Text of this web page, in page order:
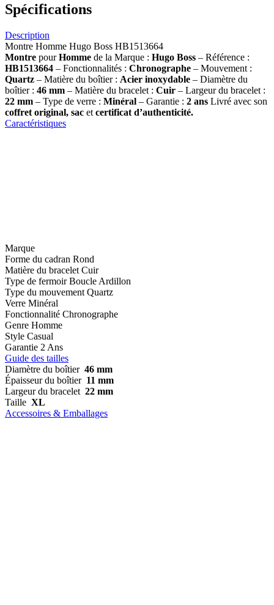
Spécifications
Description
Montre Homme Hugo Boss HB1513664
Montre pourHomme de la Marque : Hugo Boss – Référence :
HB1513664 – Fonctionnalités : Chronographe – Mouvement :
Quartz – Matière du boîtier : Acier inoxydable – Diamètre du
boîtier : 46 mm – Matière du bracelet : Cuir – Largeur du bracelet :
22 mm – Type de verre : Minéral – Garantie : 2 ans Livré avec son
coffret original, sac et certificat d’authenticité.
Caractéristiques
Marque
Forme du cadran Rond
Matière du bracelet Cuir
Type de fermoir Boucle Ardillon
Type du mouvement Quartz
Verre Minéral
Fonctionnalité Chronographe
Genre Homme
Style Casual
Garantie 2 Ans
Guide des tailles
Diamètre du boîtier 46 mm
Épaisseur du boîtier 11 mm
Largeur du bracelet 22 mm
Taille XL
Accessoires & Emballages